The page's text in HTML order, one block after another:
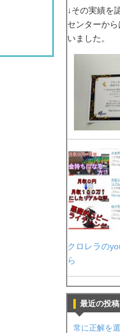
↓その実績を
センターか
いました。
クロレラの
ら
最近の投稿
常に正解を